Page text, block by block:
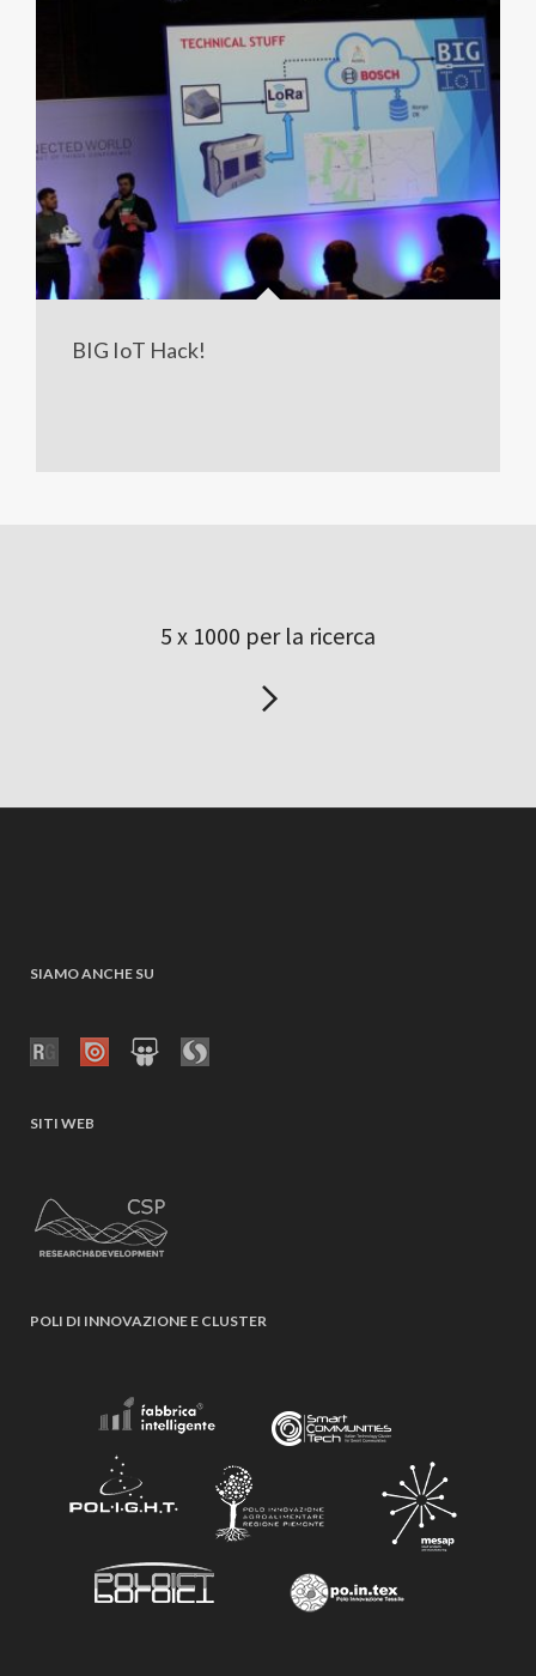
BIG IoT Hack!
5 x 1000 per la ricerca
SIAMO ANCHE SU
SITI WEB
POLI DI INNOVAZIONE E CLUSTER